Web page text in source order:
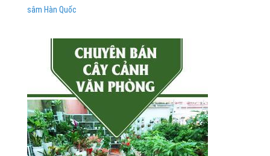
sâm Hàn Quốc